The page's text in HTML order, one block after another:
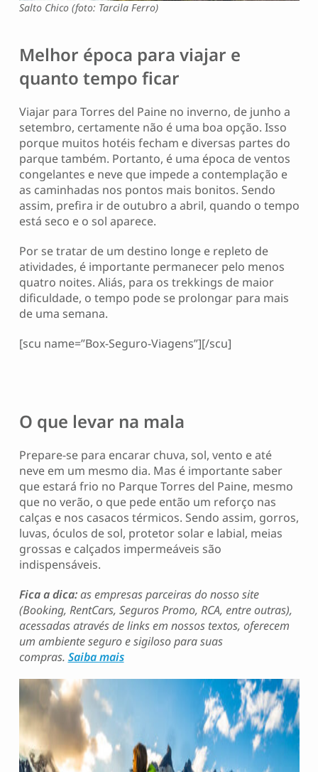
Salto Chico (foto: Tarcila Ferro)
Melhor época para viajar e
quanto tempo ficar
Viajar para Torres del Paine no inverno, de junho a
setembro, certamente não é uma boa opção. Isso
porque muitos hotéis fecham e diversas partes do
parque também. Portanto, é uma época de ventos
congelantes e neve que impede a contemplação e
as caminhadas nos pontos mais bonitos. Sendo
assim, prefira ir de outubro a abril, quando o tempo
está seco e o sol aparece.
Por se tratar de um destino longe e repleto de
atividades, é importante permanecer pelo menos
quatro noites. Aliás, para os trekkings de maior
dificuldade, o tempo pode se prolongar para mais
de uma semana.
[scu name=”Box-Seguro-Viagens”][/scu]
O que levar na mala
Prepare-se para encarar chuva, sol, vento e até
neve em um mesmo dia. Mas é importante saber
que estará frio no Parque Torres del Paine, mesmo
que no verão, o que pede então um reforço nas
calças e nos casacos térmicos. Sendo assim, gorros,
luvas, óculos de sol, protetor solar e labial, meias
grossas e calçados impermeáveis são
indispensáveis.
Fica a dica:as empresas parceiras do nosso site
(Booking, RentCars, Seguros Promo, RCA, entre outras),
acessadas através de links em nossos textos, oferecem
um ambiente seguro e sigiloso para suas
compras. Saiba mais